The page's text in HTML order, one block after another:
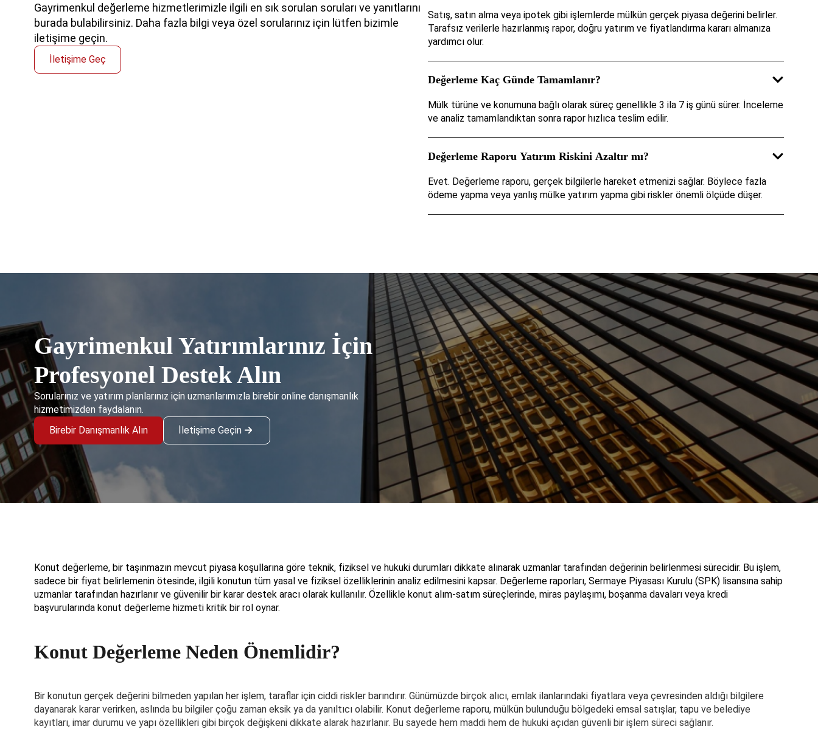
Gayrimenkul değerleme hizmetlerimizle ilgili en sık sorulan soruları ve yanıtlarını
burada bulabilirsiniz. Daha fazla bilgi veya özel sorularınız için lütfen bizimle
iletişime geçin.
İletişime Geç
Satış, satın alma veya ipotek gibi işlemlerde mülkün gerçek piyasa değerini belirler.
Tarafsız verilerle hazırlanmış rapor, doğru yatırım ve fiyatlandırma kararı almanıza
yardımcı olur.
Değerleme Kaç Günde Tamamlanır?
Mülk türüne ve konumuna bağlı olarak süreç genellikle 3 ila 7 iş günü sürer. İnceleme
ve analiz tamamlandıktan sonra rapor hızlıca teslim edilir.
Değerleme Raporu Yatırım Riskini Azaltır mı?
Evet. Değerleme raporu, gerçek bilgilerle hareket etmenizi sağlar. Böylece fazla
ödeme yapma veya yanlış mülke yatırım yapma gibi riskler önemli ölçüde düşer.
Gayrimenkul Yatırımlarınız İçin
Profesyonel Destek Alın
Sorularınız ve yatırım planlarınız için uzmanlarımızla birebir online danışmanlık
hizmetimizden faydalanın.
Birebir Danışmanlık Alın
İletişime Geçin
Konut değerleme, bir taşınmazın mevcut piyasa koşullarına göre teknik, fiziksel ve hukuki durumları dikkate alınarak uzmanlar tarafından değerinin belirlenmesi sürecidir. Bu işlem,
sadece bir fiyat belirlemenin ötesinde, ilgili konutun tüm yasal ve fiziksel özelliklerinin analiz edilmesini kapsar. Değerleme raporları, Sermaye Piyasası Kurulu (SPK) lisansına sahip
uzmanlar tarafından hazırlanır ve güvenilir bir karar destek aracı olarak kullanılır. Özellikle konut alım-satım süreçlerinde, miras paylaşımı, boşanma davaları veya kredi
başvurularında konut değerleme hizmeti kritik bir rol oynar.
Konut Değerleme Neden Önemlidir?
Bir konutun gerçek değerini bilmeden yapılan her işlem, taraflar için ciddi riskler barındırır. Günümüzde birçok alıcı, emlak ilanlarındaki fiyatlara veya çevresinden aldığı bilgilere
dayanarak karar verirken, aslında bu bilgiler çoğu zaman eksik ya da yanıltıcı olabilir. Konut değerleme raporu, mülkün bulunduğu bölgedeki emsal satışlar, tapu ve belediye
kayıtları, imar durumu ve yapı özellikleri gibi birçok değişkeni dikkate alarak hazırlanır. Bu sayede hem maddi hem de hukuki açıdan güvenli bir işlem süreci sağlanır.